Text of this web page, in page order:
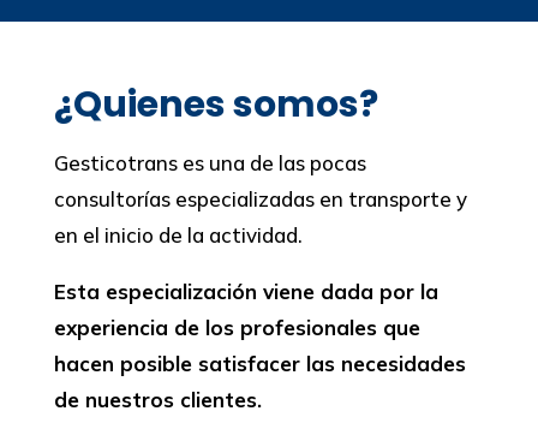
¿Quienes somos?
Gesticotrans es una de las pocas
consultorías especializadas en transporte y
en el inicio de la actividad.
Esta especialización viene dada por la
experiencia de los profesionales que
hacen posible satisfacer las necesidades
de nuestros clientes.